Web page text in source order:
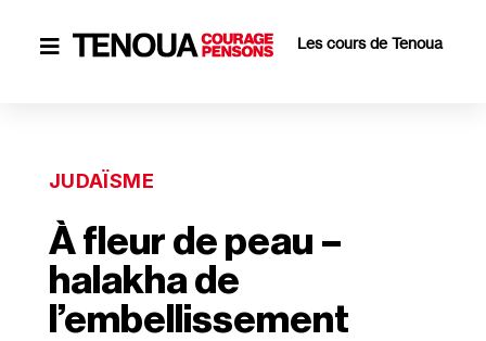
 Les cours de Tenoua
JUDAÏSME
À fleur de peau –
halakha de
l’embellissement